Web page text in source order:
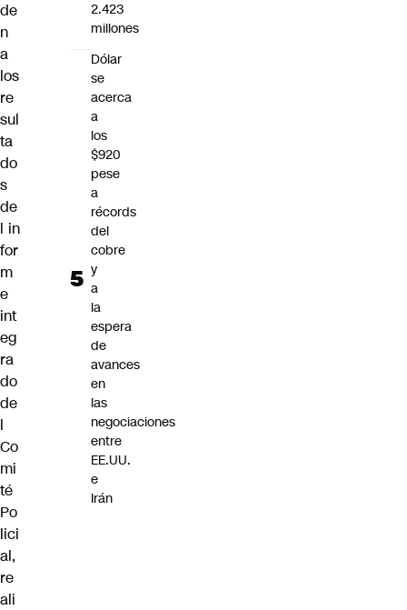
de
n
a
los
re
sul
ta
do
s
de
l in
for
m
e
int
eg
ra
do
de
l
Co
mi
té
Po
lici
al,
re
ali
2.423
millones
Dólar
se
acerca
a
los
$920
pese
a
récords
del
cobre
y
a
la
espera
de
avances
en
las
negociaciones
entre
EE.UU.
e
Irán